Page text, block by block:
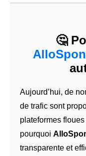
🤔
Aujourd’hui, de
de trafic sont
plateformes
pourquoi
transparente et